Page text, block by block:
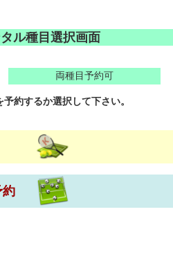
ル種目選択画面
両種目予約可
約するか選択して下さい。
約